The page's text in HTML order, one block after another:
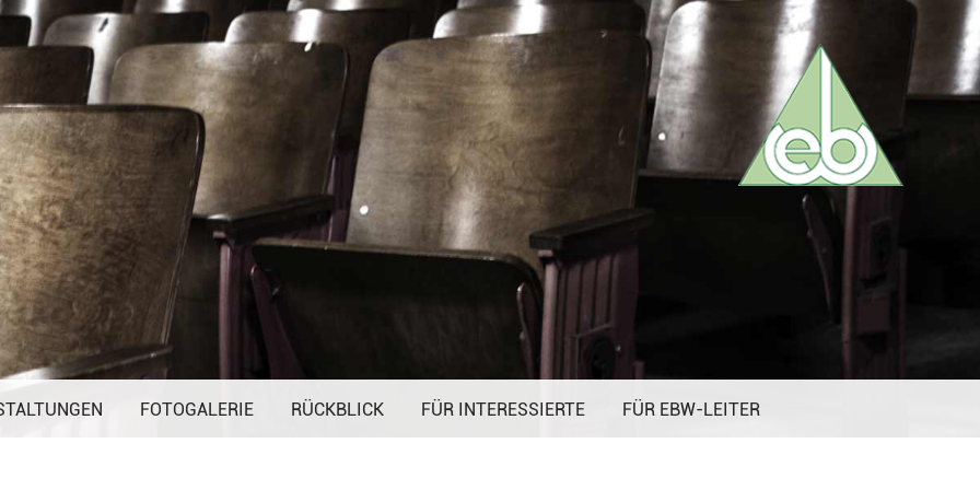
überspringen
FOTOGALERIE RÜCKBLICK FÜR INTERESSIERTE FÜR EBW-LEITER